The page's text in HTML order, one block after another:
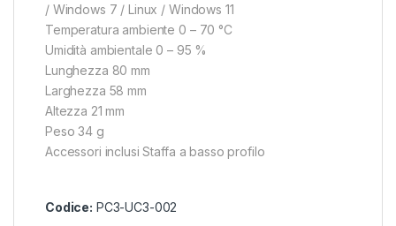
/ Windows 7 / Linux / Windows 11
Temperatura ambiente 0 – 70 °C
Umidità ambientale 0 – 95 %
Lunghezza 80 mm
Larghezza 58 mm
Altezza 21 mm
Peso 34 g
Accessori inclusi Staffa a basso profilo
Codice: PC3-UC3-002